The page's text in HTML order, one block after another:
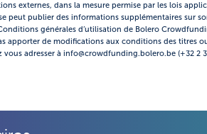
externes, dans la mesure permise par les lois
peut publier des informations supplémentaires sur
générales d’utilisation de Bolero
apporter de modifications aux conditions des titres
adresser à info@crowdfunding.bolero.be (+32 2